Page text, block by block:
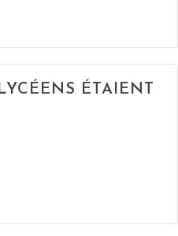
ÉTAIENT